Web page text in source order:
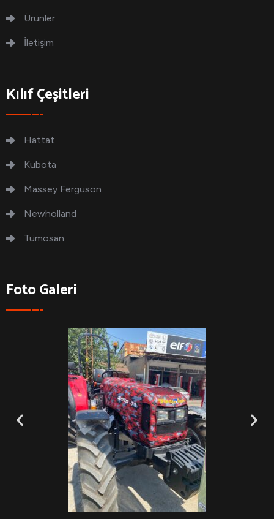
Ürünler
İletişim
Kılıf Çeşitleri
Hattat
Kubota
Massey Ferguson
Newholland
Tümosan
Foto Galeri